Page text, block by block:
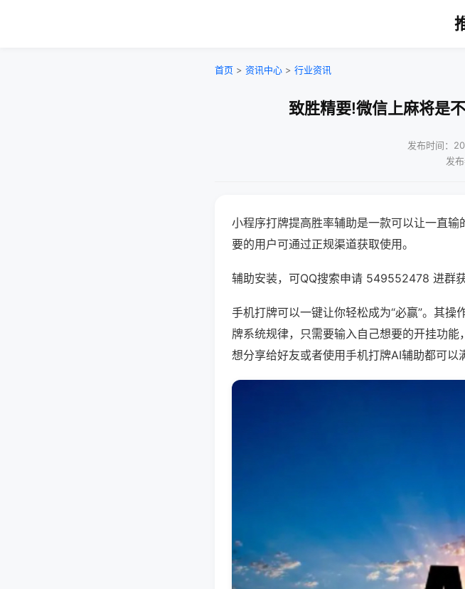
首页 > 资讯中心 > 行业资讯
致胜精要!微信上麻将是
发布时间：
发
小程序打牌提高胜率辅助是一款可以让一直输
要的用户可通过正规渠道获取使用。
辅助安装，可QQ搜索申请 549552478 进群
手机打牌可以一键让你轻松成为“必赢”。其
牌系统规律，只需要输入自己想要的开挂功
想分享给好友或者使用手机打牌AI辅助都可以